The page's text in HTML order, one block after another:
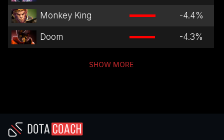
Monkey King -4.4%
Doom -4.3%
SHOW MORE